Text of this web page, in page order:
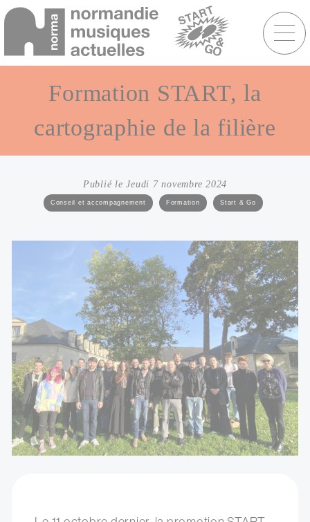
Menu
raccourcis
Formation START, la
cartographie de la filière
Publié le Jeudi 7 novembre 2024
CatégoriesConseil et accompagnement Formation Start & Go